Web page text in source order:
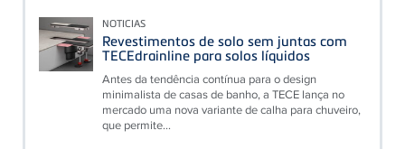
NOTICIAS
Revestimentos de solo sem juntas com
TECEdrainline para solos líquidos
Antes da tendência contínua para o design
minimalista de casas de banho, a TECE lança no
mercado uma nova variante de calha para chuveiro,
que permite...